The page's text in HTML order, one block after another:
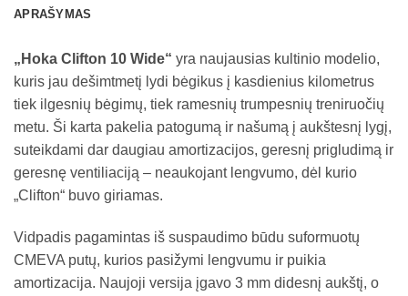
APRAŠYMAS
„Hoka Clifton 10 Wide“ yra naujausias kultinio modelio,
kuris jau dešimtmetį lydi bėgikus į kasdienius kilometrus
tiek ilgesnių bėgimų, tiek ramesnių trumpesnių treniruočių
metu. Ši karta pakelia patogumą ir našumą į aukštesnį lygį,
suteikdami dar daugiau amortizacijos, geresnį prigludimą ir
geresnę ventiliaciją – neaukojant lengvumo, dėl kurio
„Clifton“ buvo giriamas.
Vidpadis pagamintas iš suspaudimo būdu suformuotų
CMEVA putų, kurios pasižymi lengvumu ir puikia
amortizacija. Naujoji versija įgavo 3 mm didesnį aukštį, o